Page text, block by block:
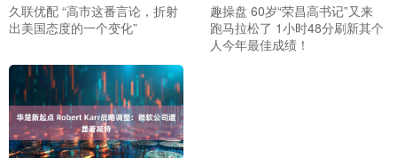
久联优配 “高市这番言论，折射
出美国态度的一个变化”
趣操盘 60岁“荣昌高书记”又来
跑马拉松了 1小时48分刷新其个
人今年最佳成绩！